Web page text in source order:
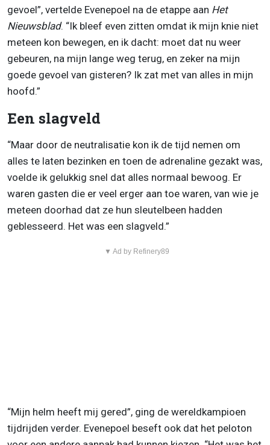
gevoel”, vertelde Evenepoel na de etappe aan Het
Nieuwsblad. “Ik bleef even zitten omdat ik mijn knie niet
meteen kon bewegen, en ik dacht: moet dat nu weer
gebeuren, na mijn lange weg terug, en zeker na mijn
goede gevoel van gisteren? Ik zat met van alles in mijn
hoofd.”
Een slagveld
“Maar door de neutralisatie kon ik de tijd nemen om
alles te laten bezinken en toen de adrenaline gezakt was,
voelde ik gelukkig snel dat alles normaal bewoog. Er
waren gasten die er veel erger aan toe waren, van wie je
meteen doorhad dat ze hun sleutelbeen hadden
geblesseerd. Het was een slagveld.”
▼ Ad by Refinery89
“Mijn helm heeft mij gered”, ging de wereldkampioen
tijdrijden verder. Evenepoel beseft ook dat het peloton